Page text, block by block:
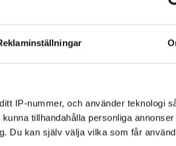
IP-nummer, och använder teknologi
tillhandahålla personliga annonser
Du kan själv välja vilka som får
Lär din
på att dofta
work får
sina främsta
fantastiska